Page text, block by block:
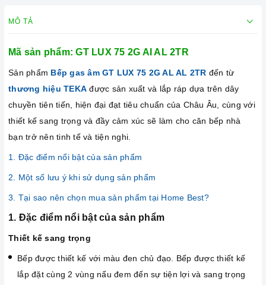
MÔ TẢ
Mã sản phẩm: GT LUX 75 2G AI AL 2TR
Sản phẩm Bếp gas âm GT LUX 75 2G AL AL 2TR đến từ
thương hiệu TEKA được sản xuất và lắp ráp dựa trên dây
chuyền tiên tiến, hiện đại đạt tiêu chuẩn của Châu Âu, cùng với
thiết kế sang trọng và đầy cảm xúc sẽ làm cho căn bếp nhà
bạn trở nên tinh tế và tiện nghi.
1. Đặc điểm nổi bật của sản phẩm
2. Một số lưu ý khi sử dụng sản phẩm
3. Tại sao nên chọn mua sản phẩm tại Home Best?
1. Đặc điểm nổi bật của sản phẩm
Thiết kế sang trọng
Bếp được thiết kế với màu đen chủ đạo. Bếp được thiết kế
lắp đặt cùng 2 vùng nấu đem đến sự tiện lợi và sang trọng